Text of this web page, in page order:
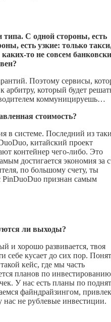
С одной стороны, есть
есть узкие: только
каких-то не совсем
Поэтому сервисы,
который будет
коммуницируешь…
стоимость?
в системе. Последний из
китайский проект
контейнер чего-либо. Это
достигается экономия за
по большому счету, ты
PinDuoDuo признан самым
ли выходы?
и хорошо развивается, твоя
себе кусает до сих пор.
кейс, где мы часть
планов по
У нас есть планы по
файндрайзингом,
нас не рублевые инвестиции.